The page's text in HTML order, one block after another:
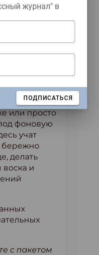
года (первые
этого
на
экскурсиями
или просто
фоновую
учат
бережно
делать
и
с пакетом
журнал" в
ПОДПИСАТЬСЯ